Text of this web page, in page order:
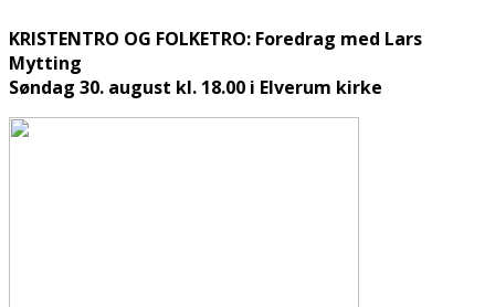
KRISTENTRO OG FOLKETRO: Foredrag med Lars
Mytting
Søndag 30. august kl. 18.00 i Elverum kirke